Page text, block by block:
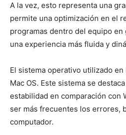
A la vez, esto representa una
permite una optimización en el
programas dentro del equipo en
una experiencia más fluida y
El sistema operativo utilizado
Mac OS. Este sistema se
estabilidad en comparación con
ser más frecuentes los errores,
computador.